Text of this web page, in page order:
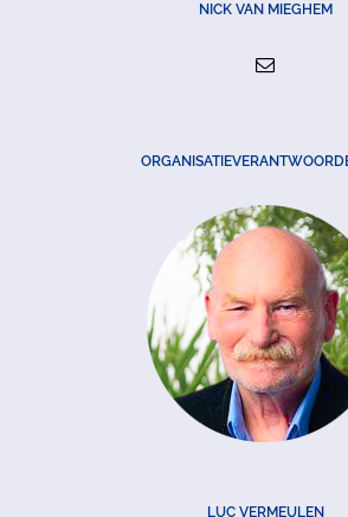
NICK VAN MIEGHEM
LUC VERMEULEN